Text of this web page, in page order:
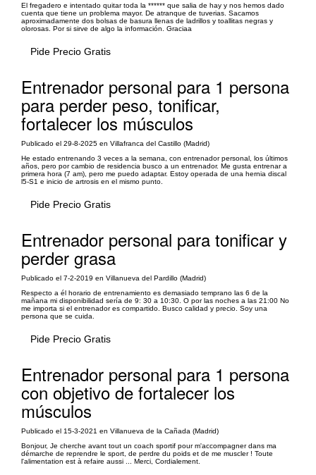
El fregadero e intentado quitar toda la ****** que salia de hay y nos hemos dado
cuenta que tiene un problema mayor. De atranque de tuverias. Sacamos
aproximadamente dos bolsas de basura llenas de ladrillos y toallitas negras y
olorosas. Por si sirve de algo la información. Graciaa
Pide Precio Gratis
Entrenador personal para 1 persona
para perder peso, tonificar,
fortalecer los músculos
Publicado el 29-8-2025 en Villafranca del Castillo (Madrid)
He estado entrenando 3 veces a la semana, con entrenador personal, los últimos
años, pero por cambio de residencia busco a un entrenador. Me gusta entrenar a
primera hora (7 am), pero me puedo adaptar. Estoy operada de una hernia discal
l5-S1 e inicio de artrosis en el mismo punto.
Pide Precio Gratis
Entrenador personal para tonificar y
perder grasa
Publicado el 7-2-2019 en Villanueva del Pardillo (Madrid)
Respecto a él horario de entrenamiento es demasiado temprano las 6 de la
mañana mi disponibilidad sería de 9: 30 a 10:30. O por las noches a las 21:00 No
me importa si el entrenador es compartido. Busco calidad y precio. Soy una
persona que se cuida.
Pide Precio Gratis
Entrenador personal para 1 persona
con objetivo de fortalecer los
músculos
Publicado el 15-3-2021 en Villanueva de la Cañada (Madrid)
Bonjour, Je cherche avant tout un coach sportif pour m'accompagner dans ma
démarche de reprendre le sport, de perdre du poids et de me muscler ! Toute
l'alimentation est à refaire aussi ... Merci, Cordialement.